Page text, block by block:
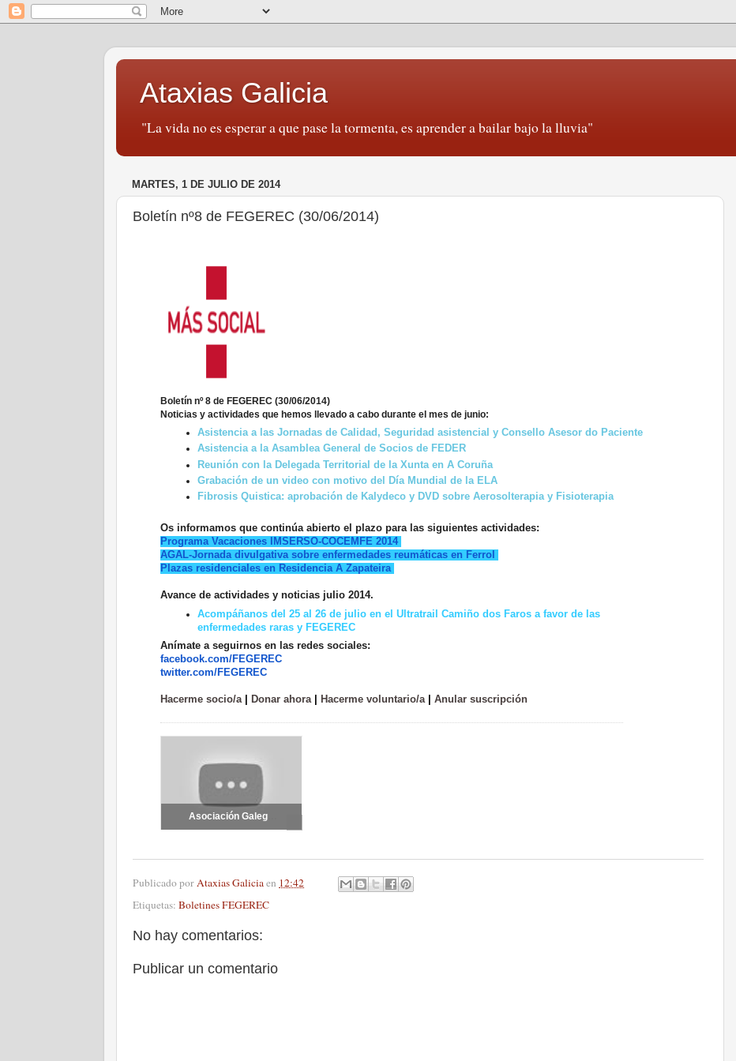
Ataxias Galicia
"La vida no es esperar a que pase la tormenta, es aprender a bailar bajo la lluvia"
MARTES, 1 DE JULIO DE 2014
Boletín nº8 de FEGEREC (30/06/2014)
Boletín nº 8 de FEGEREC (30/06/2014)
Noticias y actividades que hemos llevado a cabo durante el mes de junio:
Asistencia a las Jornadas de Calidad, Seguridad asistencial y Consello Asesor do Paciente
Asistencia a la Asamblea General de Socios de FEDER
Reunión con la Delegada Territorial de la Xunta en A Coruña
Grabación de un video con motivo del Día Mundial de la ELA
Fibrosis Quistica: aprobación de Kalydeco y DVD sobre Aerosolterapia y Fisioterapia
Os informamos que continúa abierto el plazo para las siguientes actividades:
Programa Vacaciones IMSERSO-COCEMFE 2014
AGAL-Jornada divulgativa sobre enfermedades reumáticas en Ferrol
Plazas residenciales en Residencia A Zapateira
Avance de actividades y noticias julio 2014.
Acompáñanos del 25 al 26 de julio en el Ultratrail Camiño dos Faros a favor de las
enfermedades raras y FEGEREC
Anímate a seguirnos en las redes sociales:
facebook.com/FEGEREC
twitter.com/FEGEREC
Hacerme socio/a| Donar ahora| Hacerme voluntario/a| Anular suscripción
Publicado porAtaxias Galiciaen 12:42
Etiquetas: Boletines FEGEREC
No hay comentarios:
Publicar un comentario